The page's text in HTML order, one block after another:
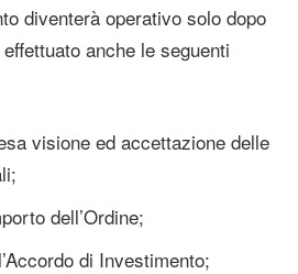
diventerà operativo solo dopo
anche le seguenti
visione ed accettazione delle
dell’Ordine;
di Investimento;